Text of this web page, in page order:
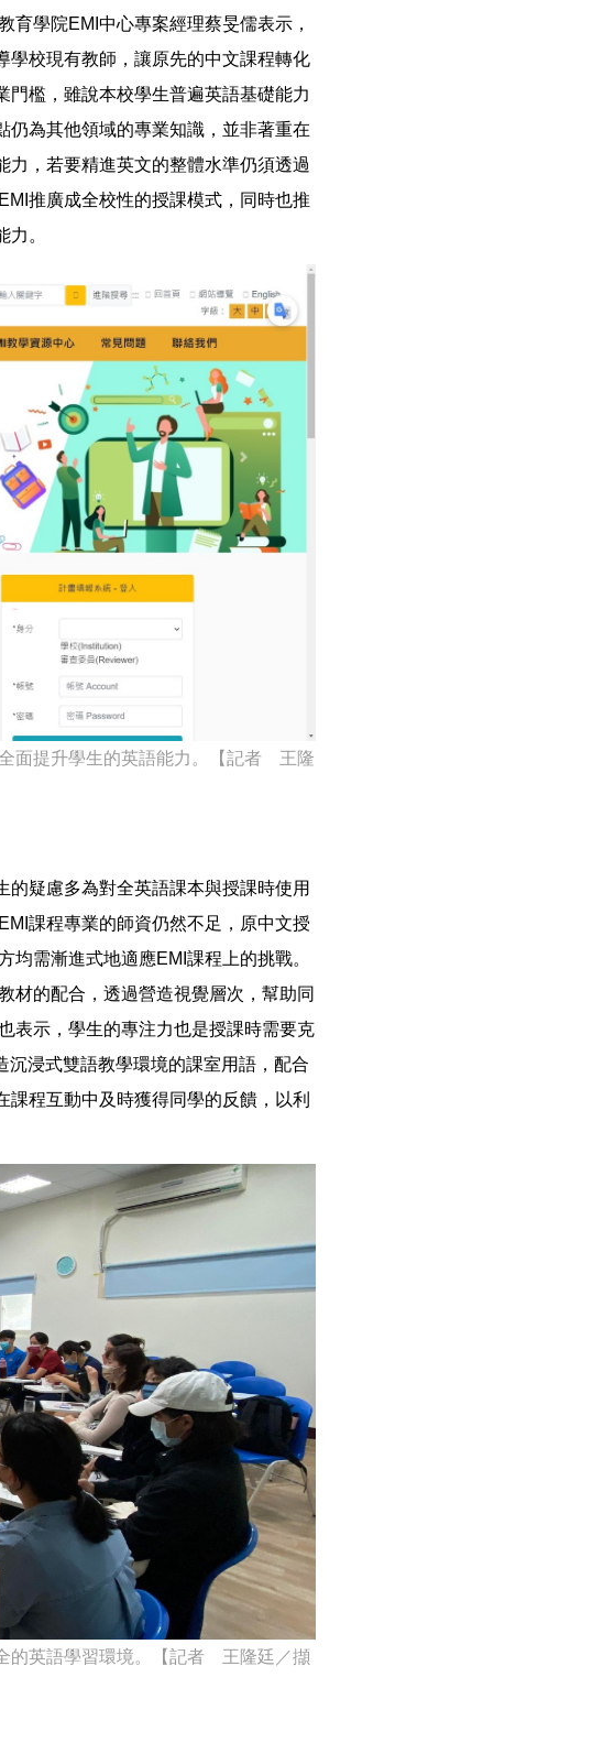
育學院EMI中心專案經理蔡旻儒表示，
學校現有教師，讓原先的中文課程轉化
門檻，雖說本校學生普遍英語基礎能力
仍為其他領域的專業知識，並非著重在
，若要精進英文的整體水準仍須透過
推廣成全校性的授課模式，同時也推
。
面提升學生的英語能力。【記者 王隆
疑慮多為對全英語課本與授課時使用
課程專業的師資仍然不足，原中文授
需漸進式地適應EMI課程上的挑戰。
材的配合，透過營造視覺層次，幫助同
表示，學生的專注力也是授課時需要克
浸式雙語教學環境的課室用語，配合
程互動中及時獲得同學的反饋，以利
的英語學習環境。【記者 王隆廷／擷